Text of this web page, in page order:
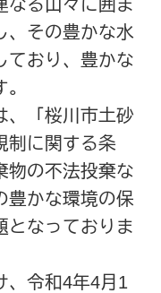
なる山々に囲ま
、その豊かな水
ており、豊かな
、「桜川市土砂
制に関する条
物の不法投棄な
豊かな環境の保
となっておりま
、令和4年4月1